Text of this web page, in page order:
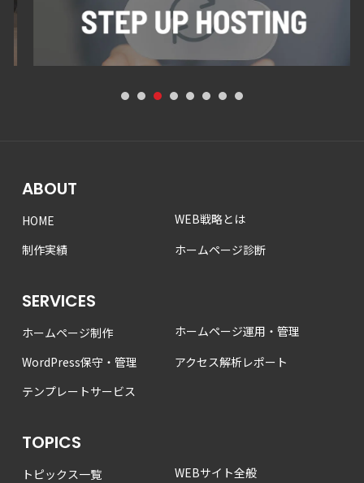
1 2 3 4 5 6 7 8
ABOUT
HOME
WEB戦略とは
制作実績
ホームページ診断
SERVICES
ホームページ制作
ホームページ運用・管理
WordPress保守・管理
アクセス解析レポート
テンプレートサービス
TOPICS
トピックス一覧
WEBサイト全般